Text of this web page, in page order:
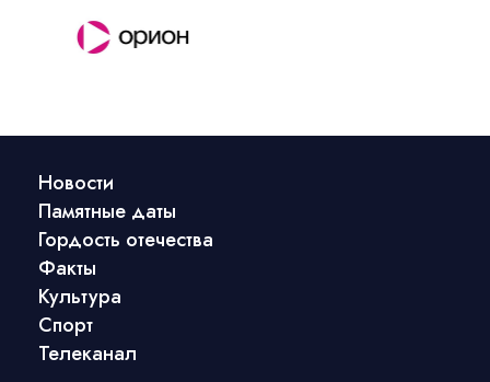
Новости
Памятные даты
Гордость отечества
Факты
Культура
Спорт
Телеканал